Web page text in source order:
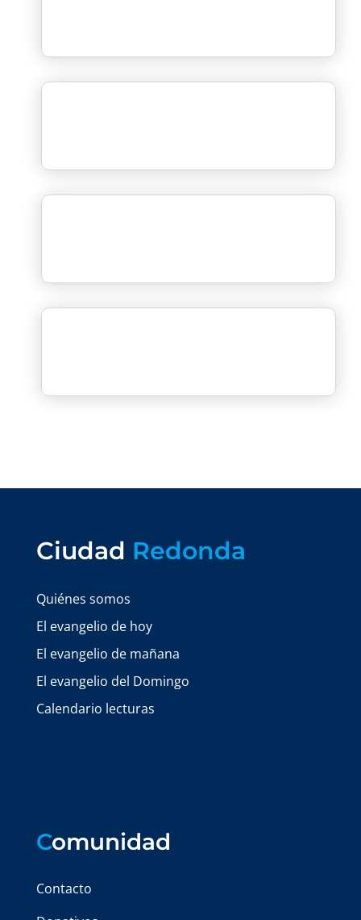
Ciudad Redonda
Quiénes somos
El evangelio de hoy
El evangelio de mañana
El evangelio del Domingo
Calendario lecturas
Comunidad
Contacto